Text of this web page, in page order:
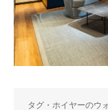
タグ・ホイヤーのウ